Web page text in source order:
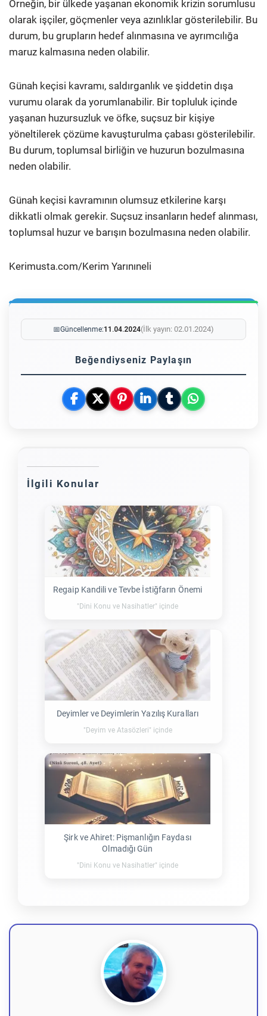
Örneğin, bir ülkede yaşanan ekonomik krizin sorumlusu
olarak işçiler, göçmenler veya azınlıklar gösterilebilir. Bu
durum, bu grupların hedef alınmasına ve ayrımcılığa
maruz kalmasına neden olabilir.
Günah keçisi kavramı, saldırganlık ve şiddetin dışa
vurumu olarak da yorumlanabilir. Bir topluluk içinde
yaşanan huzursuzluk ve öfke, suçsuz bir kişiye
yöneltilerek çözüme kavuşturulma çabası gösterilebilir.
Bu durum, toplumsal birliğin ve huzurun bozulmasına
neden olabilir.
Günah keçisi kavramının olumsuz etkilerine karşı
dikkatli olmak gerekir. Suçsuz insanların hedef alınması,
toplumsal huzur ve barışın bozulmasına neden olabilir.
Kerimusta.com/Kerim Yarınıneli
📅Güncellenme:11.04.2024(İlk yayın: 02.01.2024)
Beğendiyseniz Paylaşın
İlgili Konular
Regaip Kandili ve Tevbe İstiğfarın Önemi
"Dini Konu ve Nasihatler" içinde
Deyimler ve Deyimlerin Yazılış Kuralları
"Deyim ve Atasözleri" içinde
Şirk ve Ahiret: Pişmanlığın Faydası
Olmadığı Gün
"Dini Konu ve Nasihatler" içinde